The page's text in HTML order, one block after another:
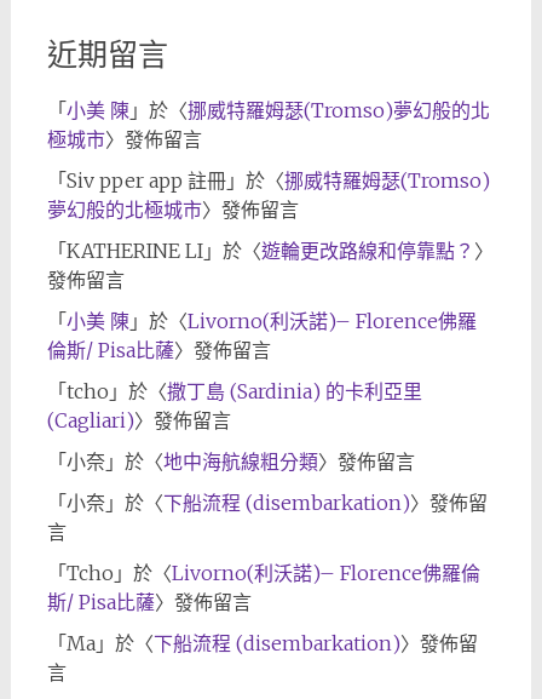
近期留言
「小美 陳 」於〈挪威特羅姆瑟(Tromso)夢幻般的北
極城市〉發佈留言
「Siv pper app 註冊」於〈挪威特羅姆瑟(Tromso)
夢幻般的北極城市〉發佈留言
「KATHERINE LI」於〈遊輪更改路線和停靠點？ 〉
發佈留言
「小美 陳 」於〈Livorno(利沃諾)– Florence佛羅
倫斯/ Pisa比薩〉發佈留言
「tcho 」於〈撒丁島 (Sardinia) 的卡利亞里
(Cagliari)〉發佈留言
「小奈」於〈地中海航線粗分類〉發佈留言
「小奈」於〈下船流程 (disembarkation)〉發佈留
言
「Tcho 」於〈Livorno(利沃諾)– Florence佛羅倫
斯/ Pisa比薩〉發佈留言
「Ma」於〈下船流程 (disembarkation)〉發佈留
言